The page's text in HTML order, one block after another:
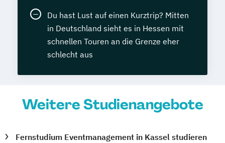
Du hast Lust auf einen Kurztrip? Mitten
in Deutschland sieht es in Hessen mit
schnellen Touren an die Grenze eher
schlecht aus
Weitere Studienangebote
Fernstudium Eventmanagement in Kassel studieren